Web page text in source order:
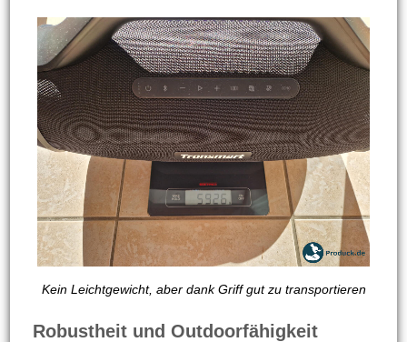
Kein Leichtgewicht, aber dank Griff gut zu transportieren
Robustheit und Outdoorfähigkeit